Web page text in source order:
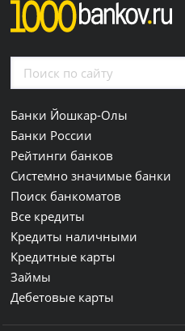
Банки Йошкар-Олы
Банки России
Рейтинги банков
Системно значимые банки
Поиск банкоматов
Все кредиты
Кредиты наличными
Кредитные карты
Займы
Дебетовые карты